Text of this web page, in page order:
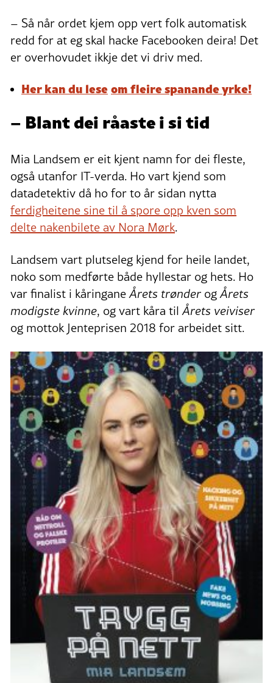
– Så når ordet kjem opp vert folk automatisk
redd for at eg skal hacke Facebooken deira! Det
er overhovudet ikkje det vi driv med.
Her kan du leseomfleire spanande yrke!
– Blant dei råaste i si tid
Mia Landsem er eit kjent namn for dei fleste,
også utanfor IT-verda. Ho vart kjend som
datadetektiv då ho for to år sidan nytta
ferdigheitene sine til å spore opp kven som
delte nakenbilete av Nora Mørk.
Landsem vart plutseleg kjend for heile landet,
noko som medførte både hyllestar og hets. Ho
var finalist i kåringaneÅrets trønder ogÅrets
modigste kvinne, og vart kåra tilÅrets veiviser
og mottok Jenteprisen 2018 for arbeidet sitt.